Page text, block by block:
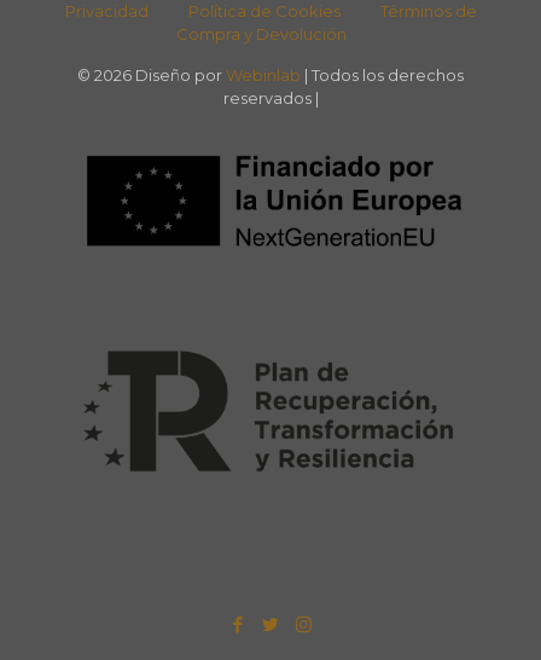
Privacidad
Política de Cookies
Términos de
Compra y Devolución
© 2026 Diseño por Webinlab | Todos los derechos
reservados |